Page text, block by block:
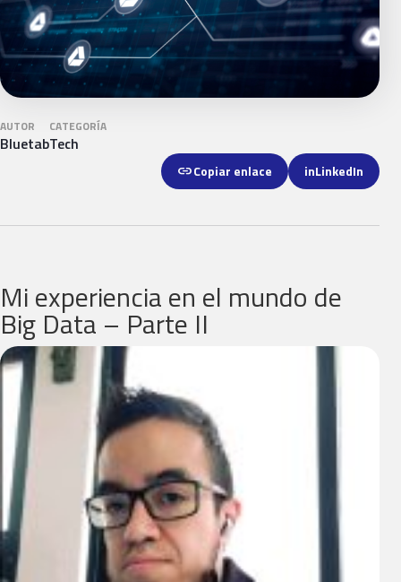
AUTOR
Bluetab
CATEGORÍA
Tech
linkCopiar enlace inLinkedIn
Mi experiencia en el mundo de
Big Data – Parte II